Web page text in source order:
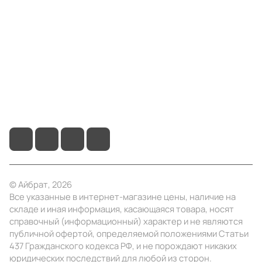
© Айбрат, 2026
Все указанные в интернет-магазине цены, наличие на
складе и иная информация, касающаяся товара, носят
справочный (информационный) характер и не являются
публичной офертой, определяемой положениями Статьи
437 Гражданского кодекса РФ, и не порождают никаких
юридических последствий для любой из сторон.